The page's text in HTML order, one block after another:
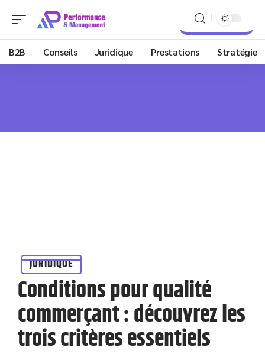
B2B Conseils Juridique Prestations Stratégie
JURIDIQUE
Conditions pour qualité
commerçant : découvrez les
trois critères essentiels